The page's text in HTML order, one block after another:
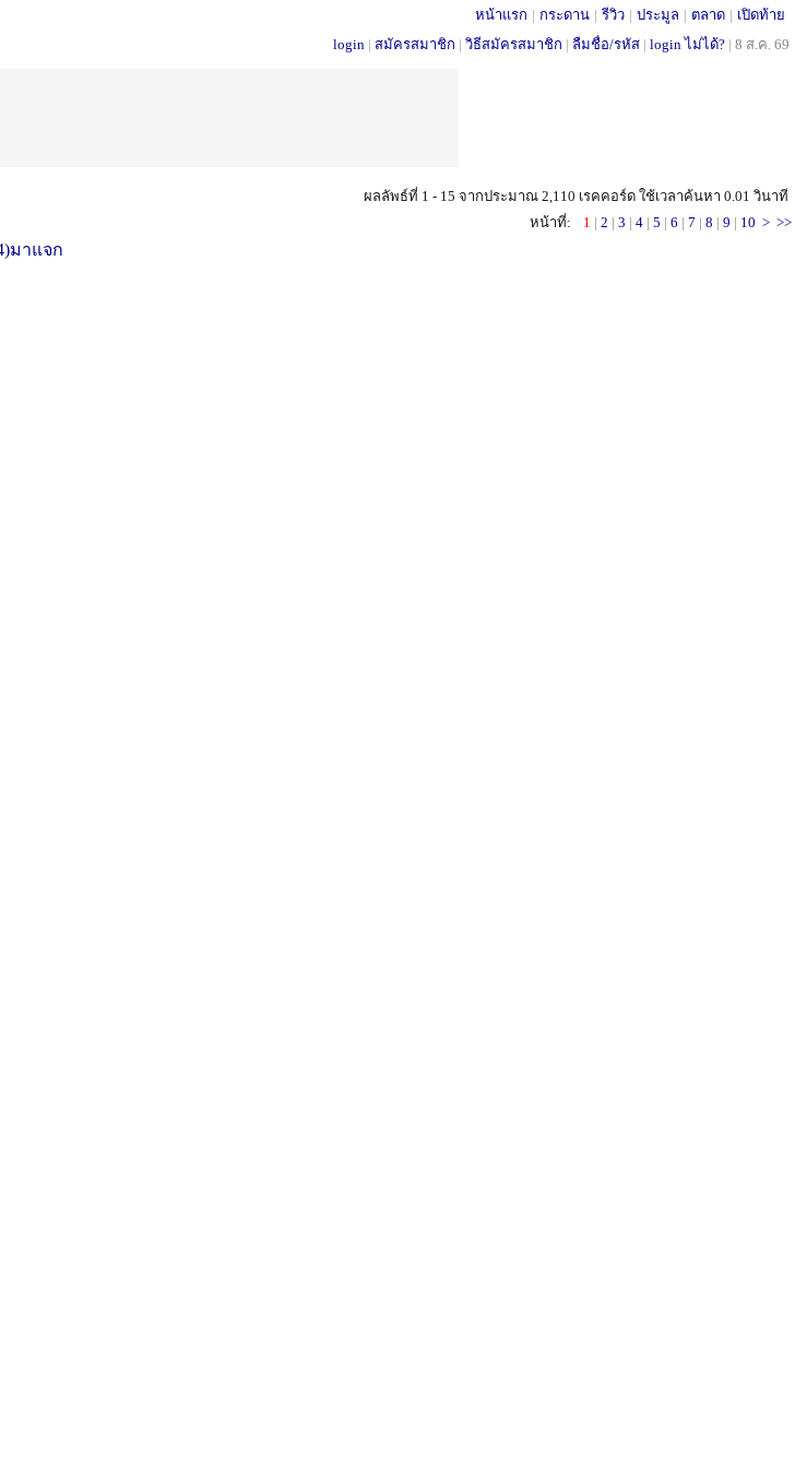
หน้าแรก | กระดาน | รีวิว | ประมูล | ตลาด | เปิดท้าย
login | สมัครสมาชิก | วิธีสมัครสมาชิก | ลืมชื่อ/รหัส | login ไม่ได้? | 8 ส.ค. 69
ผลลัพธ์ที่ 1 - 15 จากประมาณ 2,110 เรคคอร์ด ใช้เวลาค้นหา 0.01 วินาที
หน้าที่:
1 | 2 | 3 | 4 | 5 | 6 | 7 | 8 | 9 | 10 > >>
มาแจก